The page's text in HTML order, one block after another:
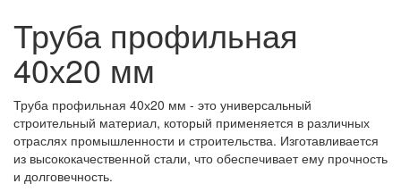
Труба профильная
40х20 мм
Труба профильная 40х20 мм - это универсальный
строительный материал, который применяется в различных
отраслях промышленности и строительства. Изготавливается
из высококачественной стали, что обеспечивает ему прочность
и долговечность.